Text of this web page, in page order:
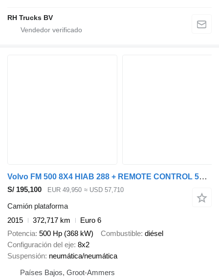
RH Trucks BV
Volvo FM 500 8X4 HIAB 288 + REMOTE CONTROL 5TH + 6TH FUNCTION
S/ 195,100 EUR 49,950 ≈ USD 57,710
Camión plataforma
2015
372,717 km
Euro 6
Potencia 500 Hp (368 kW) Combustible diésel
Configuración del eje 8x2
Suspensión neumática/neumática
Países Bajos, Groot-Ammers